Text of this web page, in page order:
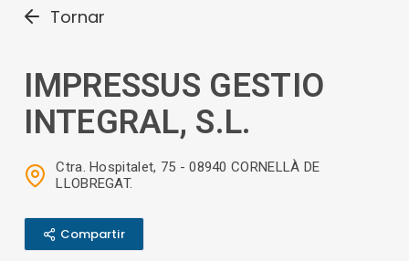
Tornar
IMPRESSUS GESTIO
INTEGRAL, S.L.
Ctra. Hospitalet, 75 - 08940 CORNELLÀ DE
LLOBREGAT.
Compartir